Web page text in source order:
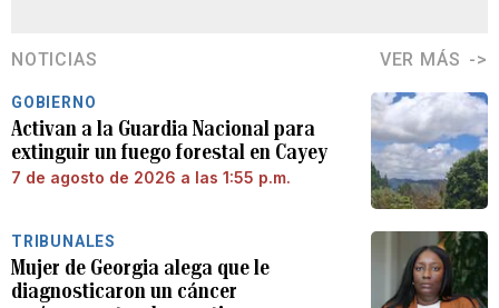
NOTICIAS VER MÁS
GOBIERNO
Activan a la Guardia Nacional para
extinguir un fuego forestal en Cayey
7 de agosto de 2026 a las 1:55 p.m.
TRIBUNALES
Mujer de Georgia alega que le
diagnosticaron un cáncer